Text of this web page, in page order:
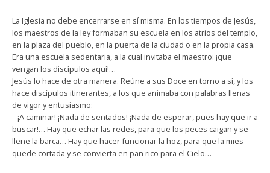
La Iglesia no debe encerrarse en sí misma. En los tiempos de Jesús,
los maestros de la ley formaban su escuela en los atrios del templo,
en la plaza del pueblo, en la puerta de la ciudad o en la propia casa.
Era una escuela sedentaria, a la cual invitaba el maestro: ¡que
vengan los discípulos aquí!…
Jesús lo hace de otra manera. Reúne a sus Doce en torno a sí, y los
hace discípulos itinerantes, a los que animaba con palabras llenas
de vigor y entusiasmo:
– ¡A caminar! ¡Nada de sentados! ¡Nada de esperar, pues hay que ir a
buscar!… Hay que echar las redes, para que los peces caigan y se
llene la barca… Hay que hacer funcionar la hoz, para que la mies
quede cortada y se convierta en pan rico para el Cielo…